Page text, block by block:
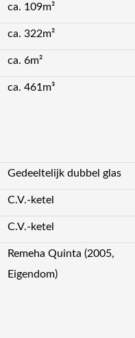
ca. 109m²
ca. 322m²
ca. 6m²
ca. 461m³
Gedeeltelijk dubbel glas
C.V.-ketel
C.V.-ketel
Remeha Quinta (2005,
Eigendom)